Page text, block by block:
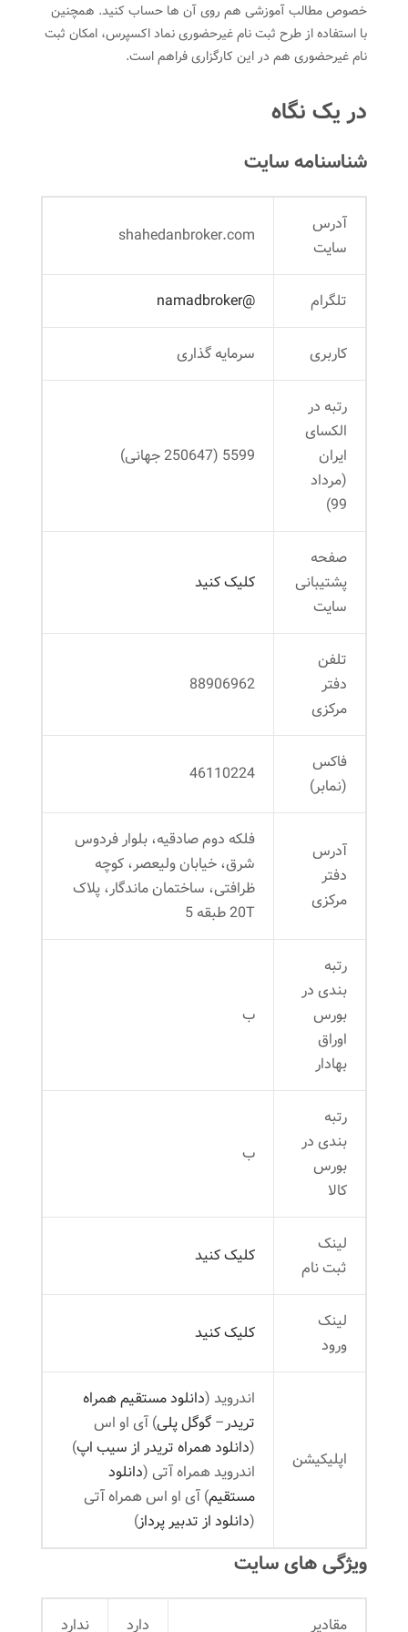
خصوص مطالب آموزشی هم روی آن ها حساب کنید. همچنین
با استفاده از طرح ثبت نام غیرحضوری نماد اکسپرس، امکان ثبت
نام غیرحضوری هم در این کارگزاری فراهم است.
در یک نگاه
شناسنامه سایت
آدرس
سایت
shahedanbroker.com
تلگرام @namadbroker
کاربری سرمایه گذاری
رتبه در
الکسای
ایران
(مرداد
99)
5599 (250647 جهانی)
صفحه
پشتیبانی
سایت
کلیک کنید
تلفن
دفتر
مرکزی
88906962
فاکس
(نمابر)
46110224
آدرس
دفتر
مرکزی
فلکه دوم صادقیه، بلوار فردوس
شرق، خیابان ولیعصر، کوچه
ظرافتی، ساختمان ماندگار، پلاک
20T طبقه 5
رتبه
بندی در
بورس
اوراق
بهادار
ب
رتبه
بندی در
بورس
کالا
ب
لینک
ثبت نام
کلیک کنید
لینک
ورود
کلیک کنید
اپلیکیشن
اندروید (دانلود مستقیم همراه
تریدر– گوگل پلی) آی او اس
(دانلود همراه تریدر از سیب اپ)
اندروید همراه آتی (دانلود
مستقیم) آی او اس همراه آتی
(دانلود از تدبیر پرداز)
ویژگی های سایت
مقادیر دارد ندارد